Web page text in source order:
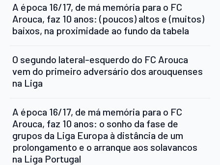
A época 16/17, de má memória para o FC
Arouca, faz 10 anos: (poucos) altos e (muitos)
baixos, na proximidade ao fundo da tabela
O segundo lateral-esquerdo do FC Arouca
vem do primeiro adversário dos arouquenses
na Liga
A época 16/17, de má memória para o FC
Arouca, faz 10 anos: o sonho da fase de
grupos da Liga Europa à distância de um
prolongamento e o arranque aos solavancos
na Liga Portugal